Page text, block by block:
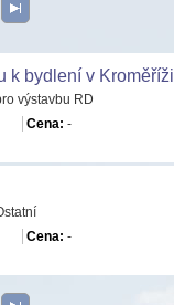
k bydlení v Kroměříži
výstavbu RD
Cena: -
Cena: -